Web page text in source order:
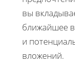
вы
ближайшее
и
вложений.